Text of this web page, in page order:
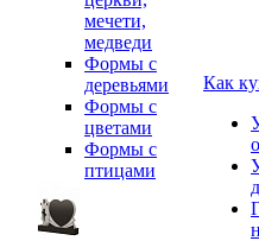
мечети,
медведи
Формы с
деревьями
Формы с
цветами
Формы с
птицами
Как